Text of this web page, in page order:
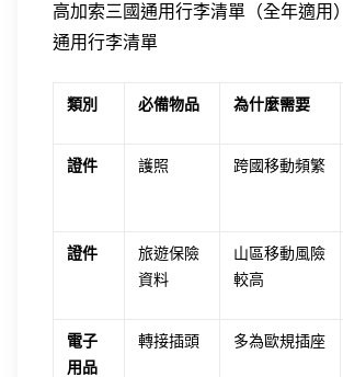
高加索三國通用行李清單（全年適用）
通用行李清單
類別 必備物品 為什麼需要
證件 護照 跨國移動頻繁
證件
旅遊保險
資料
山區移動風險
較高
電子
用品
轉接插頭 多為歐規插座